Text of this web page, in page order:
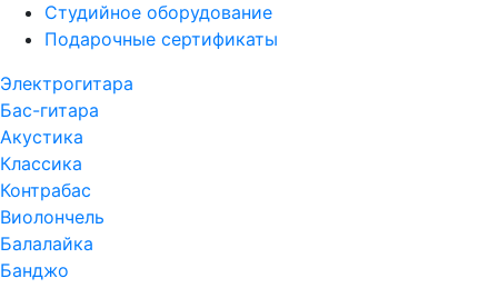
Студийное оборудование
Подарочные сертификаты
Электрогитара
Бас-гитара
Акустика
Классика
Контрабас
Виолончель
Балалайка
Банджо